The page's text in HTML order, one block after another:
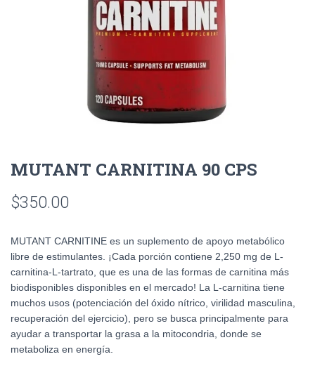
MUTANT CARNITINA 90 CPS
$350.00
MUTANT CARNITINE es un suplemento de apoyo metabólico
libre de estimulantes. ¡Cada porción contiene 2,250 mg de L-
carnitina-L-tartrato, que es una de las formas de carnitina más
biodisponibles disponibles en el mercado! La L-carnitina tiene
muchos usos (potenciación del óxido nítrico, virilidad masculina,
recuperación del ejercicio), pero se busca principalmente para
ayudar a transportar la grasa a la mitocondria, donde se
metaboliza en energía.